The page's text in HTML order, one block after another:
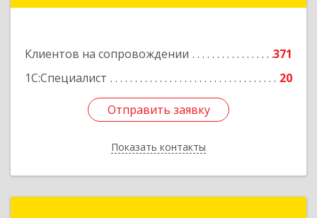
Клиентов на сопровождении
371
1С:Специалист
20
Отправить заявку
Показать контакты
Отправить заявку
Назад